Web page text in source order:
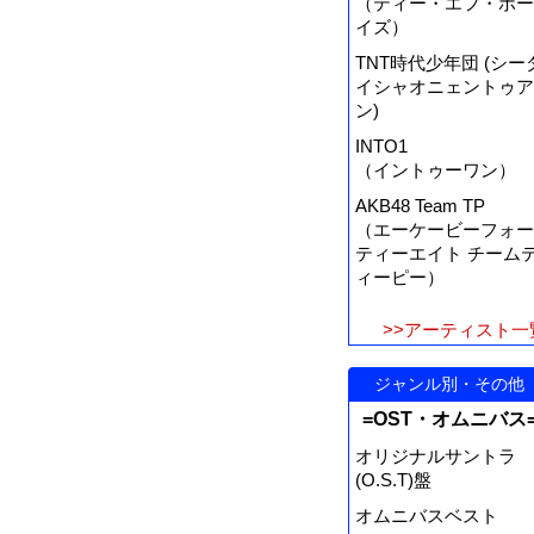
イズ）
TNT時代少年団 (シー
イシャオニェントゥア
ン)
INTO1
（イントゥーワン）
AKB48 Team TP
（エーケービーフォー
ティーエイト チーム
ィーピー）
>>アーティスト一
ジャンル別・その他
=OST・オムニバス
オリジナルサントラ
(O.S.T)盤
オムニバスベスト